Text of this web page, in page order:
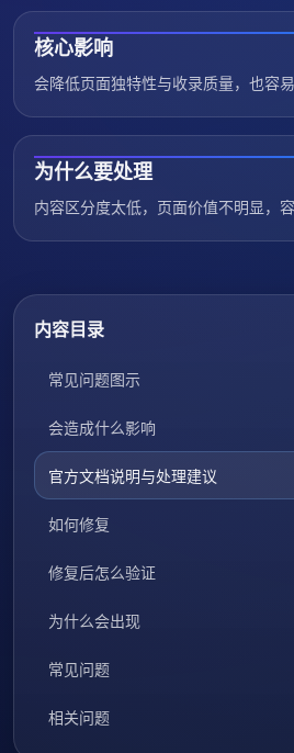
核心影响
会降低页面独特性与收录质量，也容易
为什么要处理
内容区分度太低，页面价值不明显，容
内容目录
常见问题图示
会造成什么影响
官方文档说明与处理建议
如何修复
修复后怎么验证
为什么会出现
常见问题
相关问题